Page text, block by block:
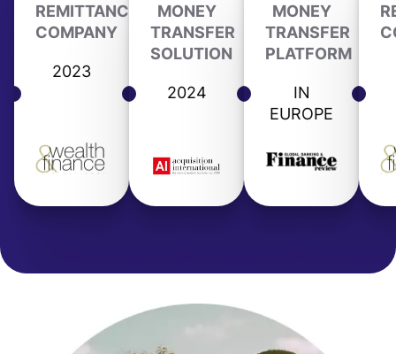
REMITTANCE
COMPANY
2023
MONEY
TRANSFER
SOLUTION
2024
MONEY
TRANSFER
PLATFORM
IN
EUROPE